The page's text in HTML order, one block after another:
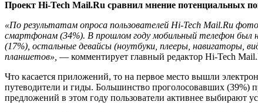
Проект Hi-Tech Mail.Ru сравнил мнение потенциальных
«По результатам опроса пользователей Hi-Tech Mail.Ru
смартфонам (34%). В прошлом году мобильный телефон
(17%), остальные девайсы (ноутбуки, плееры, навигаторы,
планшетов», — комментирует главный редактор Hi-Tech
Что касается приложений, то на первое место вышли
путеводители и гиды. Большинство проголосовавших (39%)
предложений в этом году пользователи активнее выбирают